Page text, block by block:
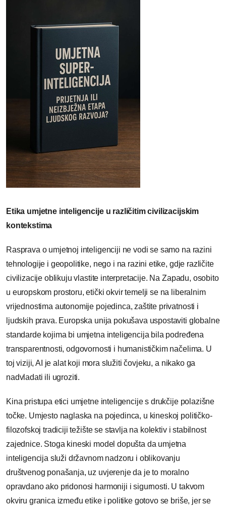
Etika umjetne inteligencije u različitim civilizacijskim
kontekstima
Rasprava o umjetnoj inteligenciji ne vodi se samo na razini
tehnologije i geopolitike, nego i na razini etike, gdje različite
civilizacije oblikuju vlastite interpretacije. Na Zapadu, osobito
u europskom prostoru, etički okvir temelji se na liberalnim
vrijednostima autonomije pojedinca, zaštite privatnosti i
ljudskih prava. Europska unija pokušava uspostaviti globalne
standarde kojima bi umjetna inteligencija bila podređena
transparentnosti, odgovornosti i humanističkim načelima. U
toj viziji, AI je alat koji mora služiti čovjeku, a nikako ga
nadvladati ili ugroziti.
Kina pristupa etici umjetne inteligencije s drukčije polazišne
točke. Umjesto naglaska na pojedinca, u kineskoj političko-
filozofskoj tradiciji težište se stavlja na kolektiv i stabilnost
zajednice. Stoga kineski model dopušta da umjetna
inteligencija služi državnom nadzoru i oblikovanju
društvenog ponašanja, uz uvjerenje da je to moralno
opravdano ako pridonosi harmoniji i sigurnosti. U takvom
okviru granica između etike i politike gotovo se briše, jer se